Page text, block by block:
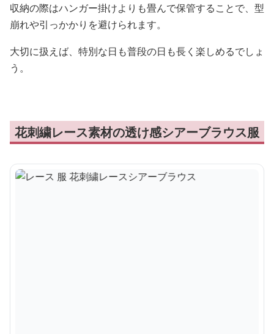
収納の際はハンガー掛けよりも畳んで保管することで、型
崩れや引っかかりを避けられます。
大切に扱えば、特別な日も普段の日も長く楽しめるでしょ
う。
花刺繍レース素材の透け感シアーブラウス服